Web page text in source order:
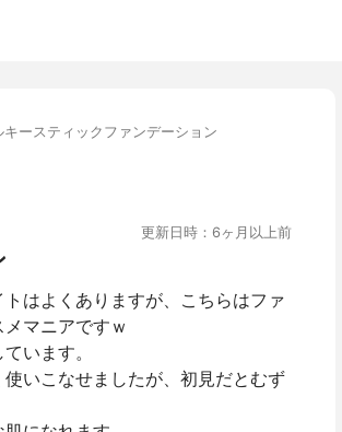
ースティックファンデーション
更新日時：6ヶ月以上前
はよくありますが、こちらはファ
マニアですｗ
います。
いこなせましたが、初見だとむず